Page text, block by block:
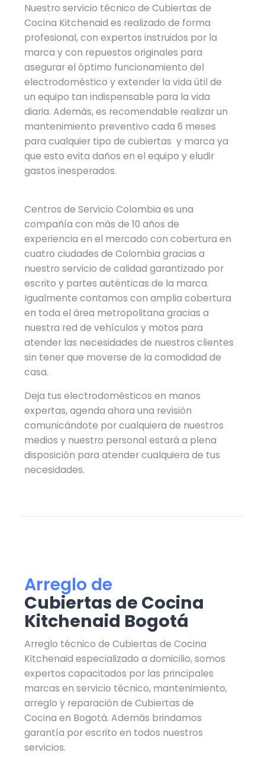
Nuestro servicio técnico de Cubiertas de
Cocina Kitchenaid es realizado de forma
profesional, con expertos instruidos por la
marca y con repuestos originales para
asegurar el óptimo funcionamiento del
electrodoméstico y extender la vida útil de
un equipo tan indispensable para la vida
diaria. Además, es recomendable realizar un
mantenimiento preventivo cada 6 meses
para cualquier tipo de cubiertas y marca ya
que esto evita daños en el equipo y eludir
gastos inesperados.
Centros de Servicio Colombia es una
compañía con más de 10 años de
experiencia en el mercado con cobertura en
cuatro ciudades de Colombia gracias a
nuestro servicio de calidad garantizado por
escrito y partes auténticas de la marca.
Igualmente contamos con amplia cobertura
en toda el área metropolitana gracias a
nuestra red de vehículos y motos para
atender las necesidades de nuestros clientes
sin tener que moverse de la comodidad de
casa.
Deja tus electrodomésticos en manos
expertas, agenda ahora una revisión
comunicándote por cualquiera de nuestros
medios y nuestro personal estará a plena
disposición para atender cualquiera de tus
necesidades.
Arreglo de
Cubiertas de Cocina
Kitchenaid Bogotá
Arreglo técnico de Cubiertas de Cocina
Kitchenaid especializado a domicilio, somos
expertos capacitados por las principales
marcas en servicio técnico, mantenimiento,
arreglo y reparación de Cubiertas de
Cocina en Bogotá. Además brindamos
garantía por escrito en todos nuestros
servicios.